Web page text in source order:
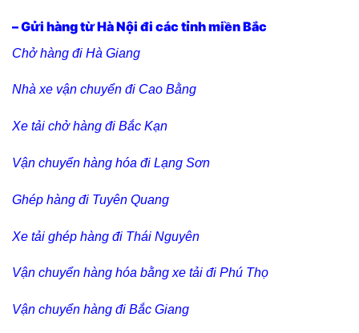
– Gửi hàng từ Hà Nội đi các tỉnh miền Bắc
Chở hàng đi Hà Giang
Nhà xe vận chuyển đi Cao Bằng
Xe tải chở hàng đi Bắc Kạn
Vận chuyển hàng hóa đi Lạng Sơn
Ghép hàng đi Tuyên Quang
Xe tải ghép hàng đi Thái Nguyên
Vận chuyển hàng hóa bằng xe tải đi Phú Thọ
Vận chuyển hàng đi Bắc Giang